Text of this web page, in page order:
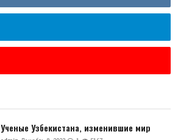
Ученые Узбекистана, изменившие мир